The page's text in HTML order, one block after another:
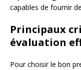
capables de fournir
Principaux
évaluation
Pour choisir le bon